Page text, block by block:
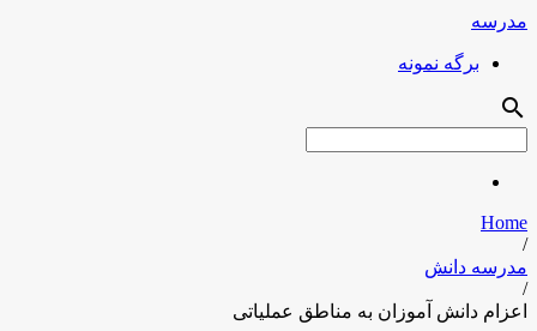
مدرسه
برگه نمونه
search
Home
/
مدرسه دانش
/
اعزام دانش آموزان به مناطق عملیاتی